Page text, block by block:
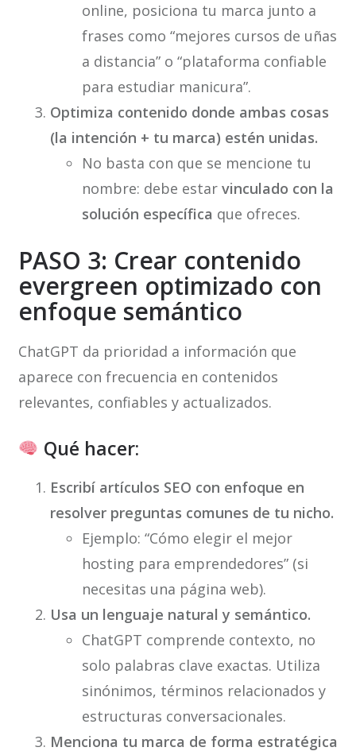
online, posiciona tu marca junto a
frases como “mejores cursos de uñas
a distancia” o “plataforma confiable
para estudiar manicura”.
Optimiza contenido donde ambas cosas
(la intención + tu marca) estén unidas.
No basta con que se mencione tu
nombre: debe estar vinculado con la
solución específica que ofreces.
PASO 3: Crear contenido
evergreen optimizado con
enfoque semántico
ChatGPT da prioridad a información que
aparece con frecuencia en contenidos
relevantes, confiables y actualizados.
Qué hacer:
Escribí artículos SEO con enfoque en
resolver preguntas comunes de tu nicho.
Ejemplo: “Cómo elegir el mejor
hosting para emprendedores” (si
necesitas una página web).
Usa un lenguaje natural y semántico.
ChatGPT comprende contexto, no
solo palabras clave exactas. Utiliza
sinónimos, términos relacionados y
estructuras conversacionales.
Menciona tu marca de forma estratégica